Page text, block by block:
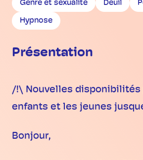
Genre et sexualité Deuil
Hypnose
Présentation
/!\ Nouvelles disponibilités
enfants et les jeunes
Bonjour,